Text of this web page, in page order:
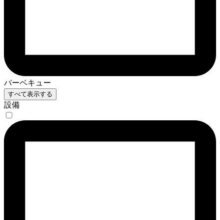
バーベキュー
すべて表示する
設備